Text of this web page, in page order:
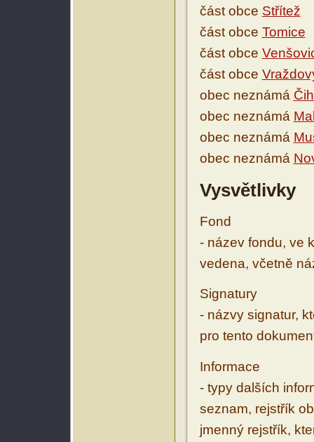
část obce Střítež
část obce Tomice
část obce
část obce
obec neznámá
obec neznámá
obec neznámá
obec neznámá
Vysvětlivky
Fond
- název fondu, ve
vedena, včetně
Signatury
- názvy signatur,
pro tento
Informace
- typy dalších
seznam, rejstřík
jmenný rejstřík,